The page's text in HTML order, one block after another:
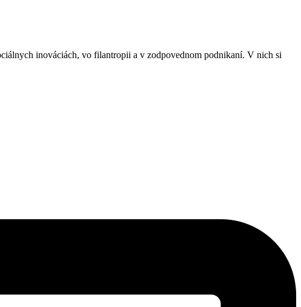
inováciách, vo filantropii a v zodpovednom podnikaní. V nich si